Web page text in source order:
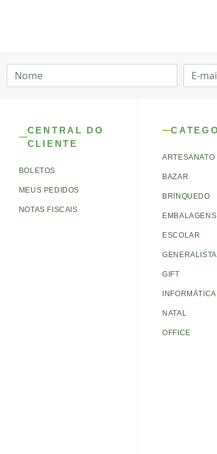
CENTRAL DO
CLIENTE
BOLETOS
MEUS PEDIDOS
NOTAS FISCAIS
ARTESANATO
BAZAR
BRINQUEDO
ESCOLAR
GENERALISTA
GIFT
INFORMÁTICA
NATAL
OFFICE